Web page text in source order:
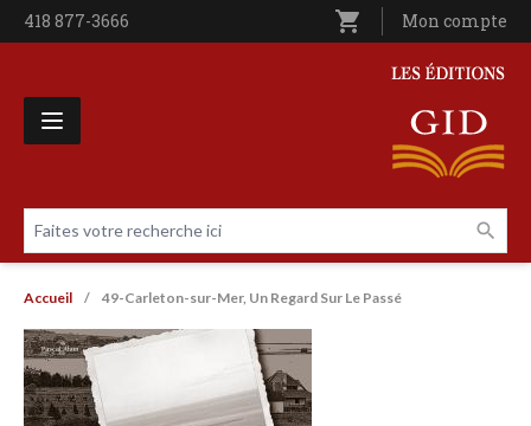
Aller au contenu principal
Téléphone
418 877-3666 shopping_cart Utilisateur
Mon compte
Les Éditions GID
Faites votre recherche ici
Livres par page
Fil d'Ariane
Accueil 49-Carleton-sur-Mer, Un Regard Sur Le Passé